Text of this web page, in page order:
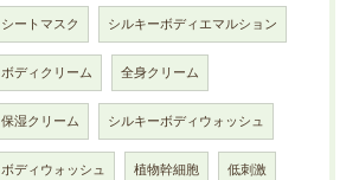
シートマスク シルキーボディエマルション
ボディクリーム 全身クリーム
保湿クリーム シルキーボディウォッシュ
ボディウォッシュ 植物幹細胞 低刺激